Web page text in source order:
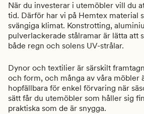
När du investerar i utemöbler vill du
tid. Därför har vi på Hemtex material
svängiga klimat. Konstrotting,
pulverlackerade stålramar är lätta att
både regn och solens UV-strålar.
Dynor och textilier är särskilt
och form, och många av våra möbler
hopfällbara för enkel förvaring när
sätt får du utemöbler som håller sig
praktiska som de är snygga.